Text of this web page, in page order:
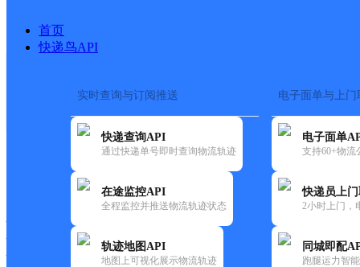
首页
快递鸟API
实时查询与订阅推送
快递查询API
通过快递单号即时查询物流轨迹
在途监控API
全程监控并推送物流轨迹状态
轨迹地图API
地图上可视化展示物流轨迹
电子面单与上门
电子面单
支持60+物流
快递员上
2小时上门，
同城即配
跑腿运力智
快递大全 > 快递网点
快递大全 快运大全